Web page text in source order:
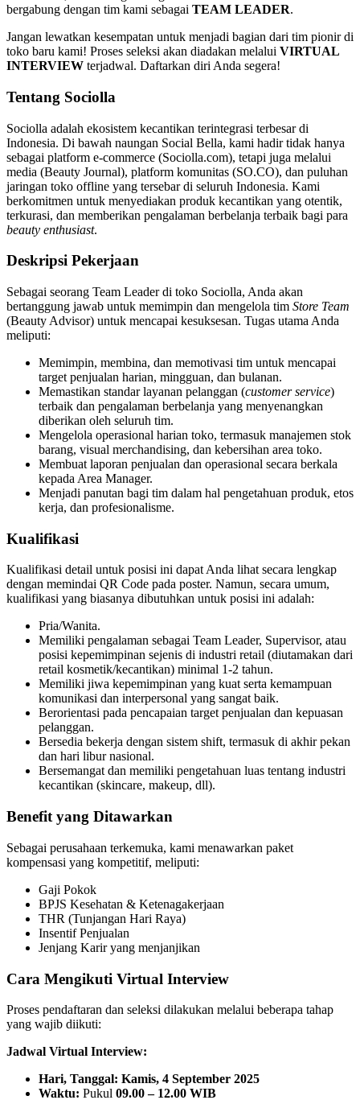
bergabung dengan tim kami sebagai TEAM LEADER.
Jangan lewatkan kesempatan untuk menjadi bagian dari tim pionir di
toko baru kami! Proses seleksi akan diadakan melalui VIRTUAL
INTERVIEW terjadwal. Daftarkan diri Anda segera!
Tentang Sociolla
Sociolla adalah ekosistem kecantikan terintegrasi terbesar di
Indonesia. Di bawah naungan Social Bella, kami hadir tidak hanya
sebagai platform e-commerce (Sociolla.com), tetapi juga melalui
media (Beauty Journal), platform komunitas (SO.CO), dan puluhan
jaringan toko offline yang tersebar di seluruh Indonesia. Kami
berkomitmen untuk menyediakan produk kecantikan yang otentik,
terkurasi, dan memberikan pengalaman berbelanja terbaik bagi para
beauty enthusiast.
Deskripsi Pekerjaan
Sebagai seorang Team Leader di toko Sociolla, Anda akan
bertanggung jawab untuk memimpin dan mengelola tim Store Team
(Beauty Advisor) untuk mencapai kesuksesan. Tugas utama Anda
meliputi:
Memimpin, membina, dan memotivasi tim untuk mencapai
target penjualan harian, mingguan, dan bulanan.
Memastikan standar layanan pelanggan (customer service)
terbaik dan pengalaman berbelanja yang menyenangkan
diberikan oleh seluruh tim.
Mengelola operasional harian toko, termasuk manajemen stok
barang, visual merchandising, dan kebersihan area toko.
Membuat laporan penjualan dan operasional secara berkala
kepada Area Manager.
Menjadi panutan bagi tim dalam hal pengetahuan produk, etos
kerja, dan profesionalisme.
Kualifikasi
Kualifikasi detail untuk posisi ini dapat Anda lihat secara lengkap
dengan memindai QR Code pada poster. Namun, secara umum,
kualifikasi yang biasanya dibutuhkan untuk posisi ini adalah:
Pria/Wanita.
Memiliki pengalaman sebagai Team Leader, Supervisor, atau
posisi kepemimpinan sejenis di industri retail (diutamakan dari
retail kosmetik/kecantikan) minimal 1-2 tahun.
Memiliki jiwa kepemimpinan yang kuat serta kemampuan
komunikasi dan interpersonal yang sangat baik.
Berorientasi pada pencapaian target penjualan dan kepuasan
pelanggan.
Bersedia bekerja dengan sistem shift, termasuk di akhir pekan
dan hari libur nasional.
Bersemangat dan memiliki pengetahuan luas tentang industri
kecantikan (skincare, makeup, dll).
Benefit yang Ditawarkan
Sebagai perusahaan terkemuka, kami menawarkan paket
kompensasi yang kompetitif, meliputi:
Gaji Pokok
BPJS Kesehatan & Ketenagakerjaan
THR (Tunjangan Hari Raya)
Insentif Penjualan
Jenjang Karir yang menjanjikan
Cara Mengikuti Virtual Interview
Proses pendaftaran dan seleksi dilakukan melalui beberapa tahap
yang wajib diikuti:
Jadwal Virtual Interview:
Hari, Tanggal: Kamis, 4 September 2025
Waktu: Pukul 09.00 – 12.00 WIB